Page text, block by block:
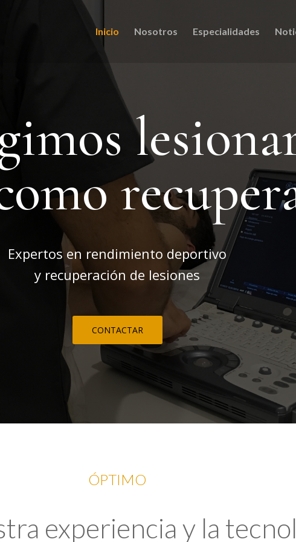
Inicio Nosotros Especialidades
Expertos en rendimiento deportivo
y recuperación de lesiones
CONTACTAR
ÓPTIMO
experiencia y la